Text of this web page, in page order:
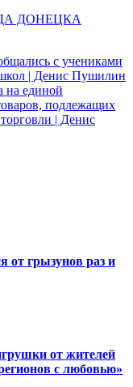
ДОНЕЦКА
с учениками
| Денис Пушилин
на единой
подлежащих
| Денис
от грызунов раз и
от жителей
с любовью»